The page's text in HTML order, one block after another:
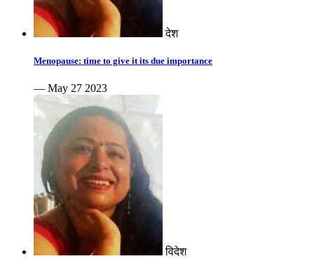
देश
Menopause: time to give it its due importance
— May 27 2023
विदेश